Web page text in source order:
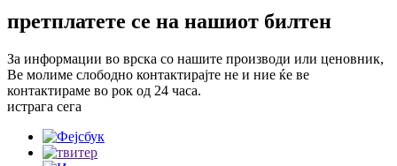
претплатете се на нашиот билтен
За информации во врска со нашите производи или ценовник,
Ве молиме слободно контактирајте не и ние ќе ве
контактираме во рок од 24 часа.
истрага сега